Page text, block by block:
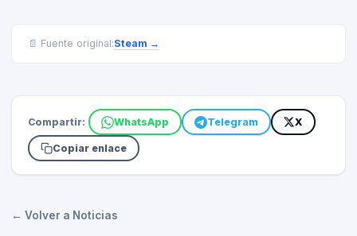
📄 Fuente original:Steam →
Compartir: WhatsApp Telegram X
Copiar enlace
← Volver a Noticias